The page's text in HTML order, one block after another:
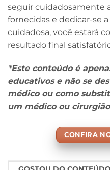
seguir cuidadosamente
fornecidas e dedicar-se
cuidadosa, você estará
resultado final
*Este conteúdo é
educativos e não se
médico ou como
um médico ou
CONFIRA